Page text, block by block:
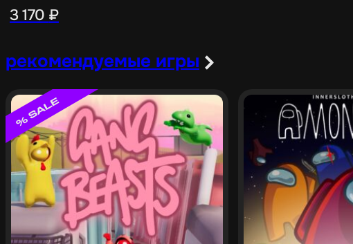
3 170 ₽
рекомендуемые игры